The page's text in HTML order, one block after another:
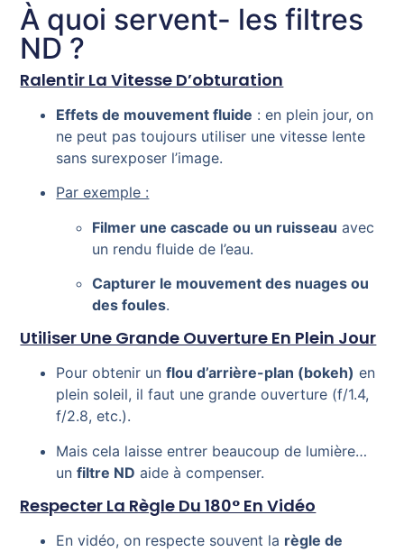
À quoi servent- les filtres
ND ?
Ralentir La Vitesse D’obturation
Effets de mouvement fluide : en plein jour, on
ne peut pas toujours utiliser une vitesse lente
sans surexposer l’image.
Par exemple :
Filmer une cascade ou un ruisseau avec
un rendu fluide de l’eau.
Capturer le mouvement des nuages ou
des foules.
Utiliser Une Grande Ouverture En Plein Jour
Pour obtenir unflou d’arrière-plan (bokeh) en
plein soleil, il faut une grande ouverture (f/1.4,
f/2.8, etc.).
Mais cela laisse entrer beaucoup de lumière…
unfiltre ND aide à compenser.
Respecter La Règle Du 180° En Vidéo
En vidéo, on respecte souvent la règle de